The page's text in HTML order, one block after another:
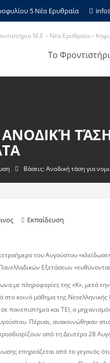
5 Νέα Ερυθραία
Το
ΑΝΟΔΙΚΉ
Βάσεις: Ανοδική τάση για
Εκπαίδευση
τετραήμερο του Αυγούστου
Εξετάσεων
με πληροφορίες της «Κ», μετά
στο κοινό μάθημα της
πανεπιστήμια και ΤΕΙ, ο
Πέρυσι, ανακοινώθηκαν
από τη Δευτέρα 28
επηρεάζεται από το γεγονός